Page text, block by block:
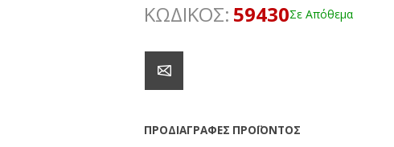
ΚΩΔΙΚΟΣ: 59430Σε Απόθεμα
ΠΡΟΔΙΑΓΡΑΦΈΣ ΠΡΟΪΌΝΤΟΣ